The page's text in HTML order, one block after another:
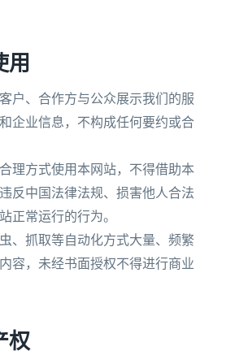
用
户、合作方与公众展示我们的服
企业信息，不构成任何要约或合
理方式使用本网站，不得借助本
反中国法律法规、损害他人合法
正常运行的行为。
、抓取等自动化方式大量、频繁
容，未经书面授权不得进行商业
权